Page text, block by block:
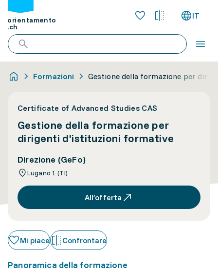
orientamento
.ch
IT
Formazioni Gestione della formazione per
Certificate of Advanced Studies CAS
Gestione della formazione per
dirigenti d'istituzioni formative
Direzione (GeFo)
Lugano 1 (TI)
All’offerta
Mi piace Confrontare
Panoramica della formazione